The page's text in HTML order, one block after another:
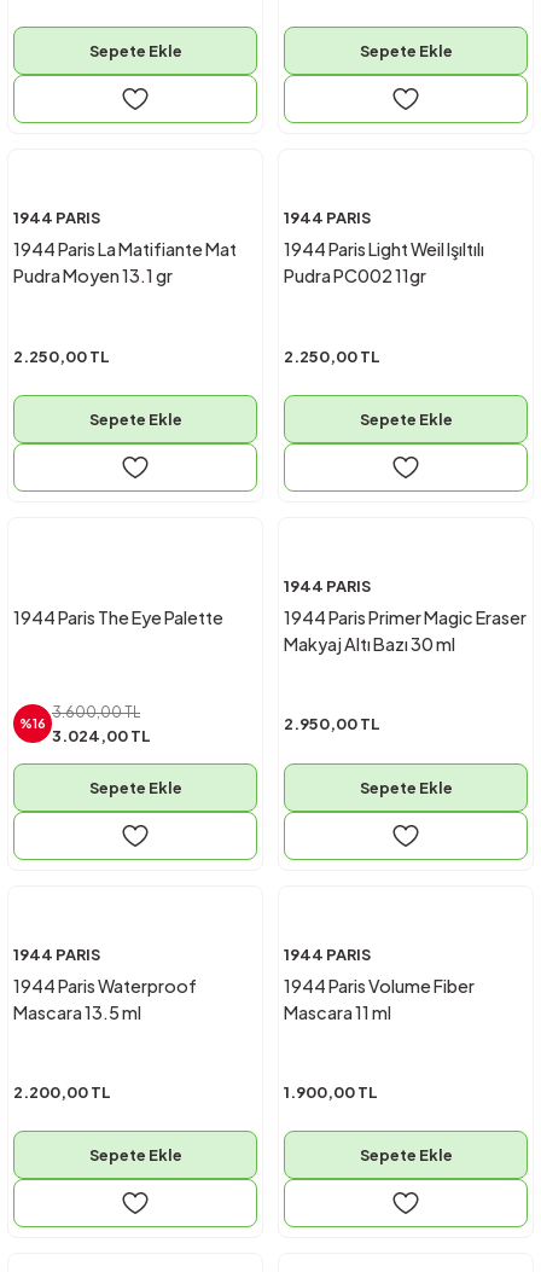
Sepete Ekle Sepete Ekle
1944 PARIS
1944 Paris La Matifiante Mat
Pudra Moyen 13.1 gr
2.250,00 TL
Sepete Ekle
1944 PARIS
1944 Paris Light Weil Işıltılı
Pudra PC002 11gr
2.250,00 TL
Sepete Ekle
1944 Paris The Eye Palette
%16
3.600,00 TL
3.024,00 TL
Sepete Ekle
1944 PARIS
1944 Paris Primer Magic Eraser
Makyaj Altı Bazı 30 ml
2.950,00 TL
Sepete Ekle
1944 PARIS
1944 Paris Waterproof
Mascara 13.5 ml
2.200,00 TL
Sepete Ekle
1944 PARIS
1944 Paris Volume Fiber
Mascara 11 ml
1.900,00 TL
Sepete Ekle